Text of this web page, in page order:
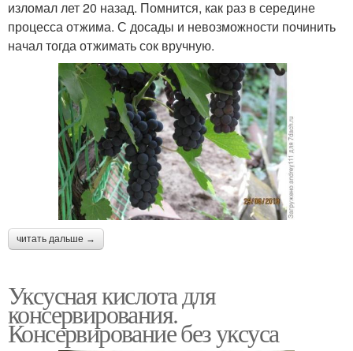
изломал лет 20 назад. Помнится, как раз в середине
процесса отжима. С досады и невозможности починить
начал тогда отжимать сок вручную.
читать дальше →
Уксусная кислота для
консервирования.
Консервирование без уксуса